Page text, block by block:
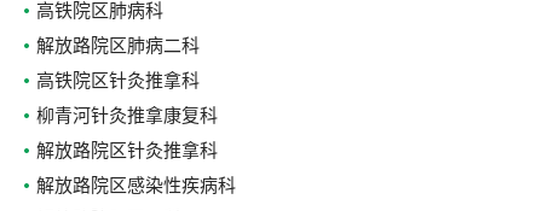
高铁院区肺病科
解放路院区肺病二科
高铁院区针灸推拿科
柳青河针灸推拿康复科
解放路院区针灸推拿科
解放路院区感染性疾病科